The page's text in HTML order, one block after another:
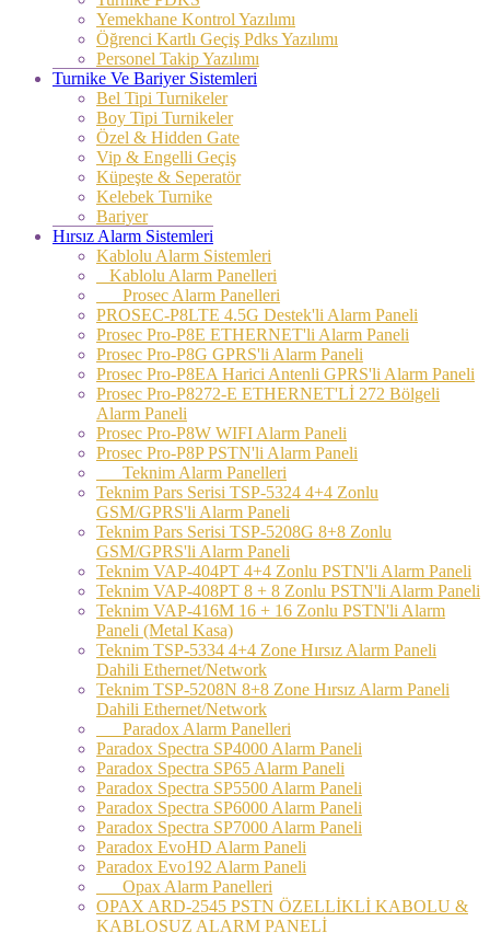
Yemekhane Kontrol Yazılımı
Öğrenci Kartlı Geçiş Pdks Yazılımı
Personel Takip Yazılımı
Turnike Ve Bariyer Sistemleri
Bel Tipi Turnikeler
Boy Tipi Turnikeler
Özel & Hidden Gate
Vip & Engelli Geçiş
Küpeşte & Seperatör
Kelebek Turnike
Bariyer
Hırsız Alarm Sistemleri
Kablolu Alarm Sistemleri
Kablolu Alarm Panelleri
Prosec Alarm Panelleri
PROSEC-P8LTE 4.5G Destek'li Alarm Paneli
Prosec Pro-P8E ETHERNET'li Alarm Paneli
Prosec Pro-P8G GPRS'li Alarm Paneli
Prosec Pro-P8EA Harici Antenli GPRS'li Alarm Paneli
Prosec Pro-P8272-E ETHERNET'Lİ 272 Bölgeli
Alarm Paneli
Prosec Pro-P8W WIFI Alarm Paneli
Prosec Pro-P8P PSTN'li Alarm Paneli
Teknim Alarm Panelleri
Teknim Pars Serisi TSP-5324 4+4 Zonlu
GSM/GPRS'li Alarm Paneli
Teknim Pars Serisi TSP-5208G 8+8 Zonlu
GSM/GPRS'li Alarm Paneli
Teknim VAP-404PT 4+4 Zonlu PSTN'li Alarm Paneli
Teknim VAP-408PT 8 + 8 Zonlu PSTN'li Alarm Paneli
Teknim VAP-416M 16 + 16 Zonlu PSTN'li Alarm
Paneli (Metal Kasa)
Teknim TSP-5334 4+4 Zone Hırsız Alarm Paneli
Dahili Ethernet/Network
Teknim TSP-5208N 8+8 Zone Hırsız Alarm Paneli
Dahili Ethernet/Network
Paradox Alarm Panelleri
Paradox Spectra SP4000 Alarm Paneli
Paradox Spectra SP65 Alarm Paneli
Paradox Spectra SP5500 Alarm Paneli
Paradox Spectra SP6000 Alarm Paneli
Paradox Spectra SP7000 Alarm Paneli
Paradox EvoHD Alarm Paneli
Paradox Evo192 Alarm Paneli
Opax Alarm Panelleri
OPAX ARD-2545 PSTN ÖZELLİKLİ KABOLU &
KABLOSUZ ALARM PANELİ